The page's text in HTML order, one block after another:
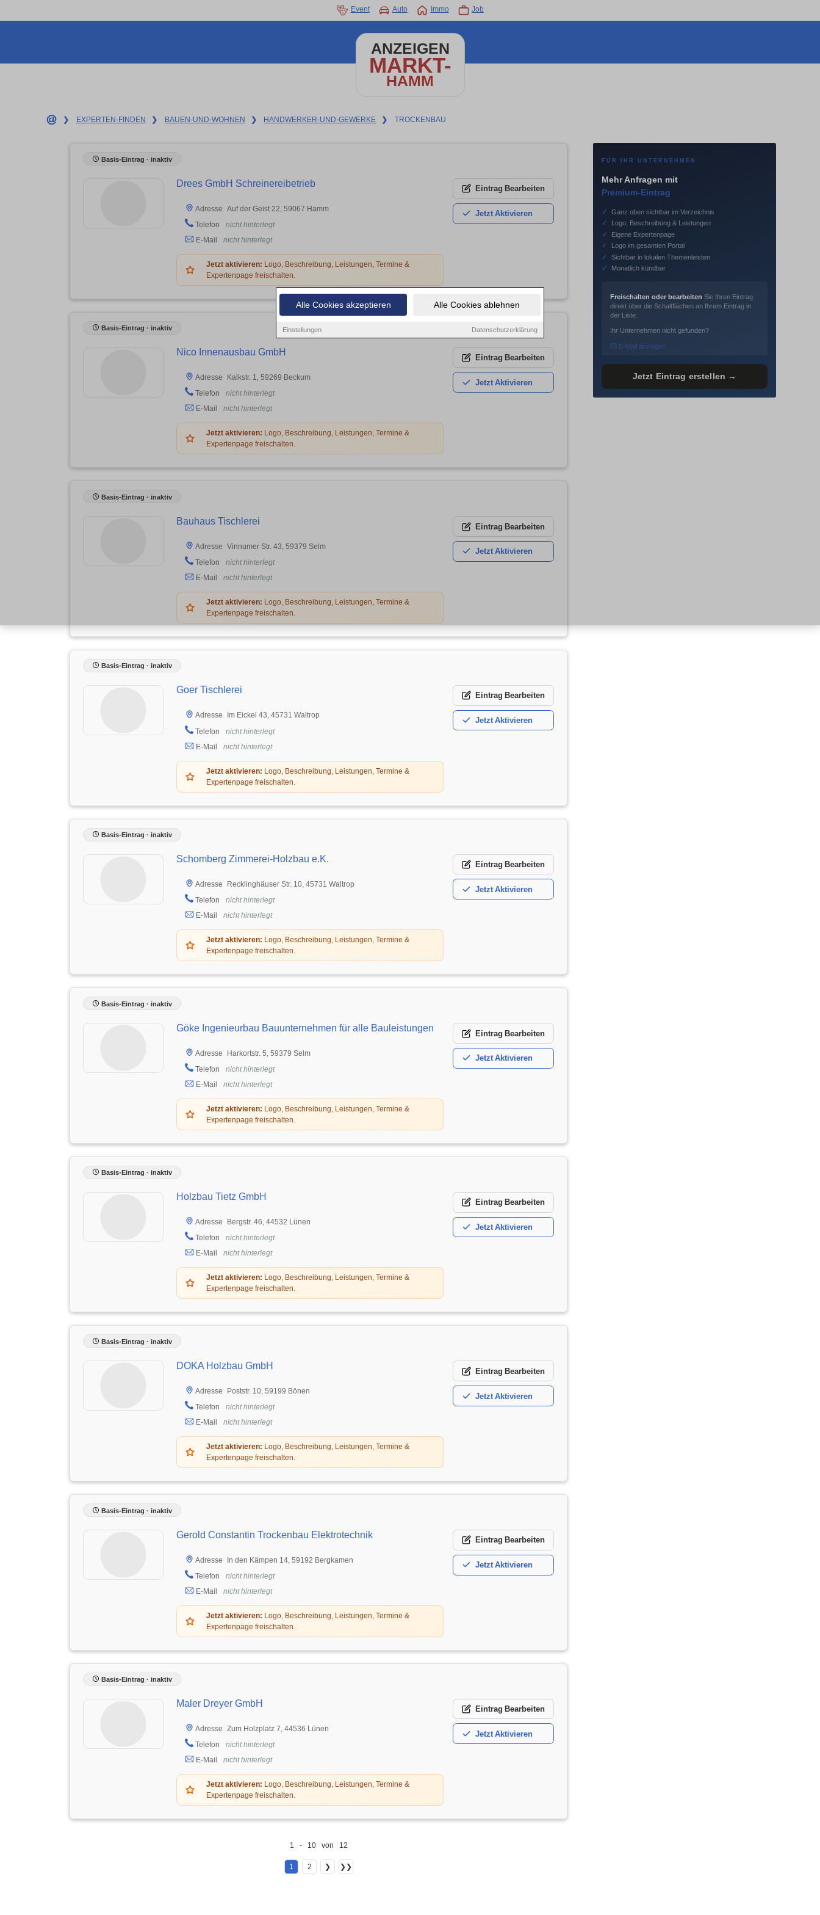
Alle Cookies akzeptieren Alle Cookies ablehnen
Einstellungen Datenschutzerklärung
Event Auto Immo Job
ANZEIGEN
MARKT-
HAMM
❯ EXPERTEN-FINDEN ❯ BAUEN-UND-WOHNEN ❯ HANDWERKER-UND-GEWERKE ❯ TROCKENBAU
Basis-Eintrag · inaktiv
Drees GmbH Schreinereibetrieb
Adresse Auf der Geist 22, 59067 Hamm
Telefon
nicht hinterlegt
E-Mail
nicht hinterlegt
Jetzt aktivieren: Logo, Beschreibung, Leistungen, Termine &
Expertenpage freischalten.
Eintrag Bearbeiten
Jetzt Aktivieren
Basis-Eintrag · inaktiv
Nico Innenausbau GmbH
Adresse
Kalkstr. 1, 59269 Beckum
Telefon
nicht hinterlegt
E-Mail
nicht hinterlegt
Jetzt aktivieren: Logo, Beschreibung, Leistungen, Termine &
Expertenpage freischalten.
Eintrag Bearbeiten
Jetzt Aktivieren
Basis-Eintrag · inaktiv
Bauhaus Tischlerei
Adresse Vinnumer Str. 43, 59379 Selm
Telefon
nicht hinterlegt
E-Mail
nicht hinterlegt
Jetzt aktivieren: Logo, Beschreibung, Leistungen, Termine &
Expertenpage freischalten.
Eintrag Bearbeiten
Jetzt Aktivieren
Basis-Eintrag · inaktiv
Goer Tischlerei
Adresse
Im Eickel 43, 45731 Waltrop
Telefon
nicht hinterlegt
E-Mail
nicht hinterlegt
Jetzt aktivieren: Logo, Beschreibung, Leistungen, Termine &
Expertenpage freischalten.
Eintrag Bearbeiten
Jetzt Aktivieren
Basis-Eintrag · inaktiv
Schomberg Zimmerei-Holzbau e.K.
Adresse
Recklinghäuser Str. 10, 45731 Waltrop
Telefon
nicht hinterlegt
E-Mail
nicht hinterlegt
Jetzt aktivieren: Logo, Beschreibung, Leistungen, Termine &
Expertenpage freischalten.
Eintrag Bearbeiten
Jetzt Aktivieren
Basis-Eintrag · inaktiv
Göke Ingenieurbau Bauunternehmen für alle Bauleistungen
Adresse
Harkortstr. 5, 59379 Selm
Telefon
nicht hinterlegt
E-Mail
nicht hinterlegt
Jetzt aktivieren: Logo, Beschreibung, Leistungen, Termine &
Expertenpage freischalten.
Eintrag Bearbeiten
Jetzt Aktivieren
Basis-Eintrag · inaktiv
Holzbau Tietz GmbH
Adresse
Bergstr. 46, 44532 Lünen
Telefon
nicht hinterlegt
E-Mail
nicht hinterlegt
Jetzt aktivieren: Logo, Beschreibung, Leistungen, Termine &
Expertenpage freischalten.
Eintrag Bearbeiten
Jetzt Aktivieren
Basis-Eintrag · inaktiv
DOKA Holzbau GmbH
Adresse
Poststr. 10, 59199 Bönen
Telefon
nicht hinterlegt
E-Mail
nicht hinterlegt
Jetzt aktivieren: Logo, Beschreibung, Leistungen, Termine &
Expertenpage freischalten.
Eintrag Bearbeiten
Jetzt Aktivieren
Basis-Eintrag · inaktiv
Gerold Constantin Trockenbau Elektrotechnik
Adresse
In den Kämpen 14, 59192 Bergkamen
Telefon
nicht hinterlegt
E-Mail
nicht hinterlegt
Jetzt aktivieren: Logo, Beschreibung, Leistungen, Termine &
Expertenpage freischalten.
Eintrag Bearbeiten
Jetzt Aktivieren
Basis-Eintrag · inaktiv
Maler Dreyer GmbH
Adresse Zum Holzplatz 7, 44536 Lünen
Telefon
nicht hinterlegt
E-Mail
nicht hinterlegt
Jetzt aktivieren: Logo, Beschreibung, Leistungen, Termine &
Expertenpage freischalten.
Eintrag Bearbeiten
Jetzt Aktivieren
1 - 10 von 12
1 2 ❯ ❯❯
FÜR IHR UNTERNEHMEN
Mehr Anfragen mit
Premium-Eintrag
✓
Ganz oben sichtbar im Verzeichnis
✓
Logo, Beschreibung & Leistungen
✓
Eigene Expertenpage
✓
Logo im gesamten Portal
✓
Sichtbar in lokalen Themenleisten
✓
Monatlich kündbar
Freischalten oder bearbeiten Sie Ihren Eintrag
direkt über die Schaltflächen an Ihrem Eintrag in
der Liste.
Ihr Unternehmen nicht gefunden?
E-Mail anzeigen
Jetzt Eintrag erstellen →